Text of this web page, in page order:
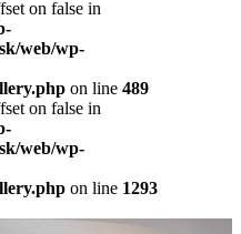
on false in
web/wp-
on line489
on false in
web/wp-
on line 1293